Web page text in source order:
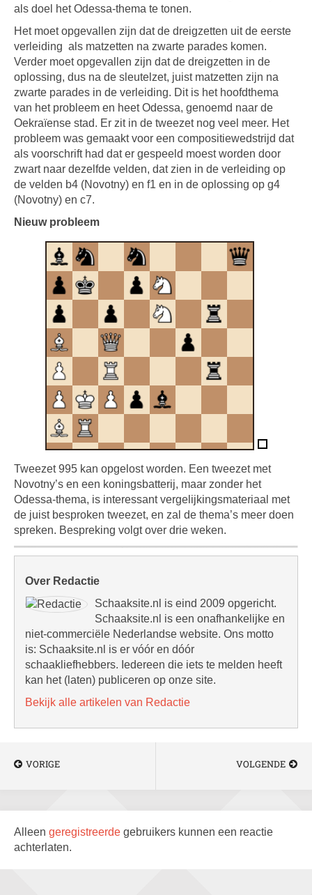
als doel het Odessa-thema te tonen.
Het moet opgevallen zijn dat de dreigzetten uit de eerste
verleiding als matzetten na zwarte parades komen.
Verder moet opgevallen zijn dat de dreigzetten in de
oplossing, dus na de sleutelzet, juist matzetten zijn na
zwarte parades in de verleiding. Dit is het hoofdthema
van het probleem en heet Odessa, genoemd naar de
Oekraïense stad. Er zit in de tweezet nog veel meer. Het
probleem was gemaakt voor een compositiewedstrijd dat
als voorschrift had dat er gespeeld moest worden door
zwart naar dezelfde velden, dat zien in de verleiding op
de velden b4 (Novotny) en f1 en in de oplossing op g4
(Novotny) en c7.
Nieuw probleem
Tweezet 995 kan opgelost worden. Een tweezet met
Novotny’s en een koningsbatterij, maar zonder het
Odessa-thema, is interessant vergelijkingsmateriaal met
de juist besproken tweezet, en zal de thema’s meer doen
spreken. Bespreking volgt over drie weken.
Over Redactie
Schaaksite.nl is eind 2009 opgericht.
Schaaksite.nl is een onafhankelijke en
niet-commerciële Nederlandse website. Ons motto
is: Schaaksite.nl is er vóór en dóór
schaakliefhebbers. Iedereen die iets te melden heeft
kan het (laten) publiceren op onze site.
Bekijk alle artikelen van Redactie
VORIGE VOLGENDE
Alleen geregistreerde gebruikers kunnen een reactie
achterlaten.